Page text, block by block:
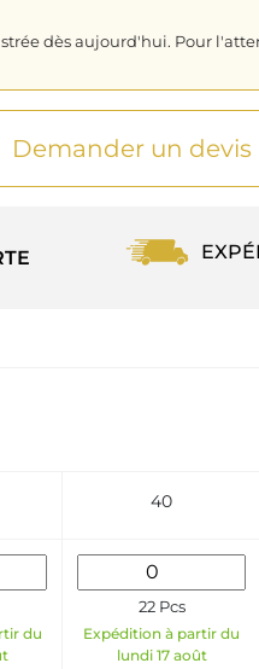
dès aujourd'hui. Pour
Demander un devis
40
du
22 Pcs
Expédition à partir du
lundi 17 août